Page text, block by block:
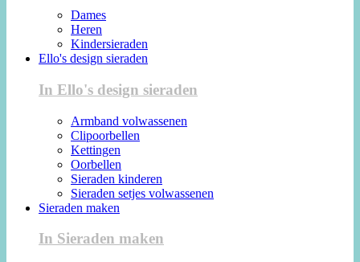
Dames
Heren
Kindersieraden
Ello's design sieraden
In Ello's design sieraden
Armband volwassenen
Clipoorbellen
Kettingen
Oorbellen
Sieraden kinderen
Sieraden setjes volwassenen
Sieraden maken
In Sieraden maken